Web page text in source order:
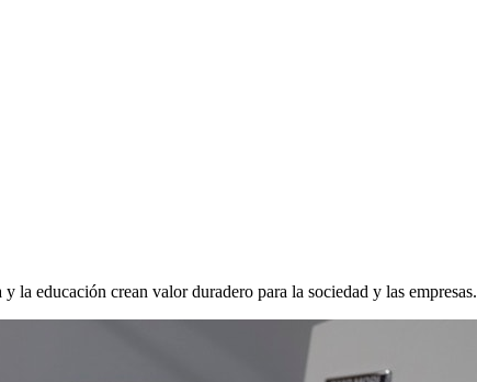
educación crean valor duradero para la sociedad y las empresas.